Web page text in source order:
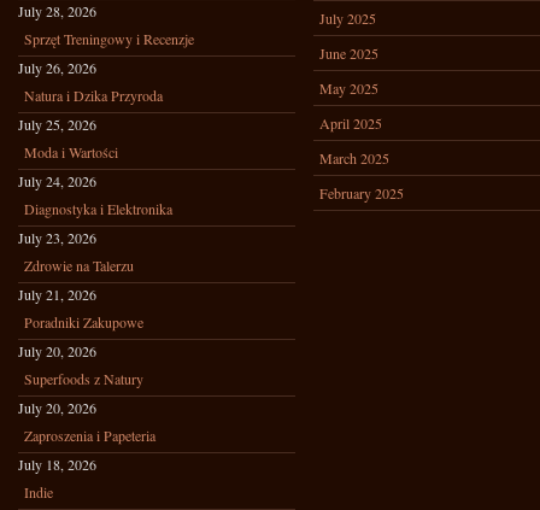
July 28, 2026
Sprzęt Treningowy i Recenzje
July 26, 2026
Natura i Dzika Przyroda
July 25, 2026
Moda i Wartości
July 24, 2026
Diagnostyka i Elektronika
July 23, 2026
Zdrowie na Talerzu
July 21, 2026
Poradniki Zakupowe
July 20, 2026
Superfoods z Natury
July 20, 2026
Zaproszenia i Papeteria
July 18, 2026
Indie
July 2025
June 2025
May 2025
April 2025
March 2025
February 2025